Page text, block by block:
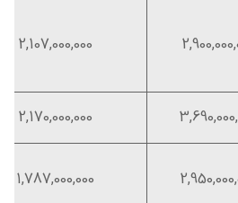
2,107,000,000
2,170,000,000
1,787,000,000